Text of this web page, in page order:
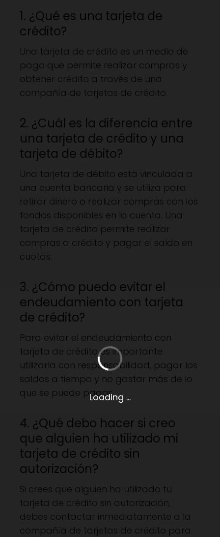
1. ¿Qué es una tarjeta de
crédito?
Una tarjeta de crédito es un medio de
pago que permite realizar compras y
obtener crédito a través de una
compañía de tarjetas de crédito.
2. ¿Cuál es la diferencia entre
una tarjeta de crédito y una
tarjeta de débito?
Una tarjeta de débito está vinculada a
una cuenta bancaria y se utiliza para
retirar dinero o realizar compras con los
fondos disponibles en la cuenta. Una
tarjeta de crédito permite realizar
compras a crédito y pagar el saldo en
cuotas.
3. ¿Cómo puedo evitar el
endeudamiento con tarjeta
de crédito?
Para evitar el endeudamiento con
tarjeta de crédito es importante
utilizarla con responsabilidad, pagar los
saldos a tiempo y no gastar más de lo
que se puede pagar.
4. ¿Qué debo hacer si creo
que alguien ha utilizado mi
tarjeta de crédito sin
autorización?
Si crees que alguien ha utilizado tu
tarjeta de crédito sin autorización,
debes contactar inmediatamente a la
compañía de tarjetas de crédito para
Loading ...